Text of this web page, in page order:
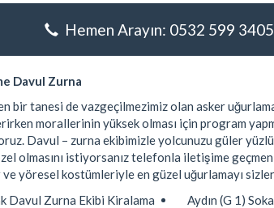
Hemen Arayın: 0532 599 3405
Davul Zurna
bir tanesi de vazgeçilmezimiz olan asker
morallerinin yüksek olması için program
Davul – zurna ekibimizle yolcunuzu güler
olmasını istiyorsanız telefonla iletişime
yöresel kostümleriyle en güzel uğurlamayı
Davul Zurna Ekibi Kiralama
Aydın (G 1)